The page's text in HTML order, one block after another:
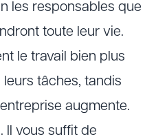
les responsables que
toute leur vie.
le travail bien plus
tâches, tandis
augmente.
Il vous suffit de